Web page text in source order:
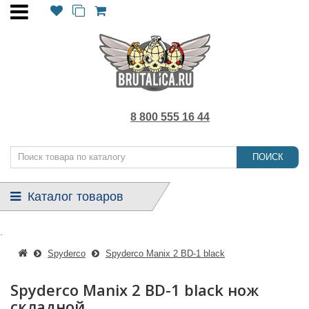
8 800 555 16 44
ПОИСК
Каталог товаров
Spyderco Spyderco Manix 2 BD-1 black
Spyderco Manix 2 BD-1 black нож